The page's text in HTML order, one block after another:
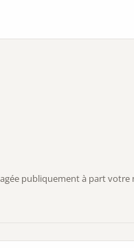
publiquement à part